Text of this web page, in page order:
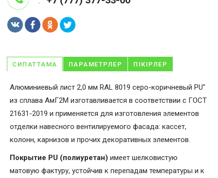
СИПАТТАМА ПАРАМЕТРЛЕР ПІКІРЛЕР
Алюминиевый лист 2,0 мм RAL 8019 серо-коричневый PU"
из сплава АмГ2М изготавливается в соответствии с ГОСТ
21631-2019 и применяется для изготовления элементов
отделки навесного вентилируемого фасада: кассет,
колонн, карнизов и прочих декоративных элементов.
Покрытие PU (полиуретан) имеет шелковистую
матовую фактуру, устойчив к перепадам температуры и к